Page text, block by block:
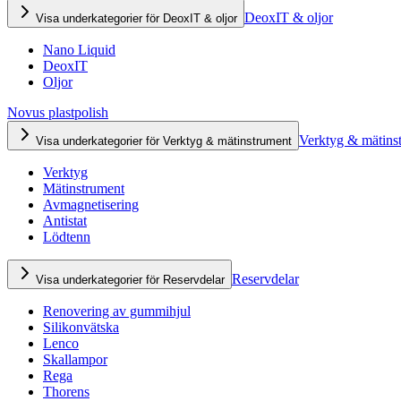
Visa underkategorier för DeoxIT & oljor DeoxIT & oljor
Nano Liquid
DeoxIT
Oljor
Novus plastpolish
Visa underkategorier för Verktyg & mätinstrument Verktyg &
Verktyg
Mätinstrument
Avmagnetisering
Antistat
Lödtenn
Visa underkategorier för Reservdelar Reservdelar
Renovering av gummihjul
Silikonvätska
Lenco
Skallampor
Rega
Thorens